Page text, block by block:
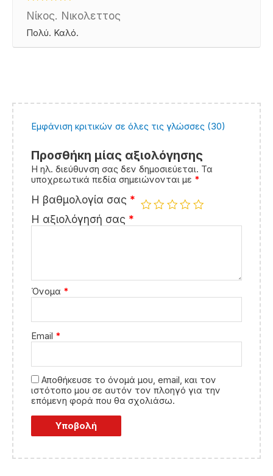
Βαθμολογήθηκε
με5από 5
Νίκος. Νικολεττος
Πολύ. Καλό.
Εμφάνιση κριτικών σε όλες τις γλώσσες (30)
Προσθήκη μίας αξιολόγησης
Η ηλ. διεύθυνση σας δεν δημοσιεύεται. Τα
υποχρεωτικά πεδία σημειώνονται με *
Η βαθμολογία σας *
Η αξιολόγησή σας *
Όνομα *
Email *
Αποθήκευσε το όνομά μου, email, και τον
ιστότοπο μου σε αυτόν τον πλοηγό για την
επόμενη φορά που θα σχολιάσω.